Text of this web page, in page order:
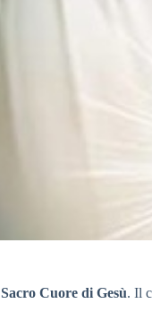
Sacro Cuore di Gesù. Il